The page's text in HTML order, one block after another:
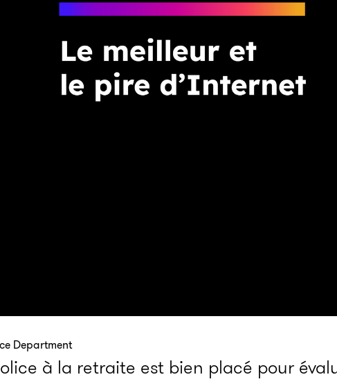
Department
à la retraite est bien placé pour